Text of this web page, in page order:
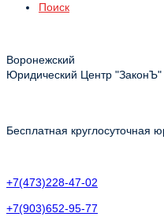
Поиск
Воронежский
Юридический Центр "ЗаконЪ"
Бесплатная круглосуточная
+7(473)228-47-02
+7(903)652-95-77